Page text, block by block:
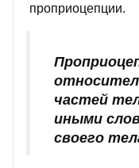
проприоцепции.
частей
иными
своего